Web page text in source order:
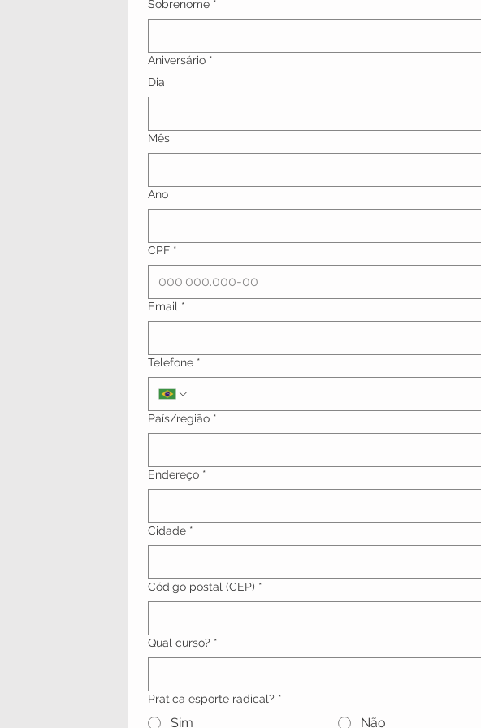
Sobrenome *
Aniversário *
Dia
Mês
Ano
CPF *
Email *
Telefone *
Endereço de várias linhas
País/região *
Endereço *
Cidade *
Código postal (CEP) *
Qual curso? *
Pratica esporte radical? *
Sim Não